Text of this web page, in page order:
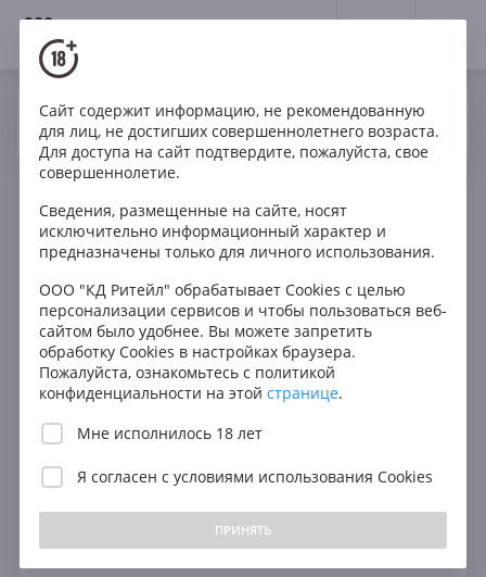
18+
Ваш город Москва ? Да
Вино Красное Сухое
Франция
Maison Harbour La Justice Gevrey Chambertin AOC
Сайт содержит информацию, не рекомендованную
для лиц, не достигших совершеннолетнего возраста.
Для доступа на сайт подтвердите, пожалуйста, свое
совершеннолетие.
Сведения, размещенные на сайте, носят
исключительно информационный характер и
предназначены только для личного использования.
ООО "КД Ритейл" обрабатывает Cookies с целью
персонализации сервисов и чтобы пользоваться веб-
сайтом было удобнее. Вы можете запретить
обработку Cookies в настройках браузера.
Пожалуйста, ознакомьтесь с политикой
конфиденциальности на этой странице.
Мне исполнилось 18 лет
Я согласен с условиями использования Cookies
ПРИНЯТЬ